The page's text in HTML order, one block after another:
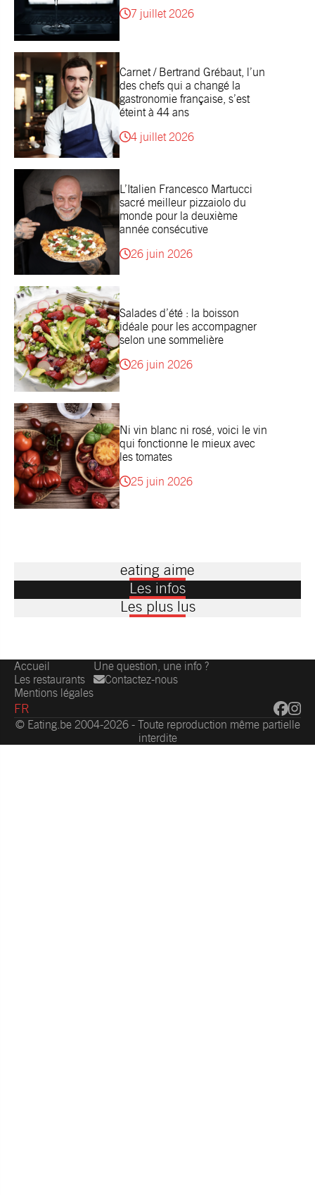
7 juillet 2026
Carnet / Bertrand Grébaut, l’un
des chefs qui a changé la
gastronomie française, s’est
éteint à 44 ans
4 juillet 2026
L’Italien Francesco Martucci
sacré meilleur pizzaiolo du
monde pour la deuxième
année consécutive
26 juin 2026
Salades d’été : la boisson
idéale pour les accompagner
selon une sommelière
26 juin 2026
Ni vin blanc ni rosé, voici le vin
qui fonctionne le mieux avec
les tomates
25 juin 2026
eating aime
Les infos
Les plus lus
Accueil
Les restaurants
Mentions légales
Une question, une info ?
Contactez-nous
FR
© Eating.be 2004-2026 - Toute reproduction même partielle
interdite